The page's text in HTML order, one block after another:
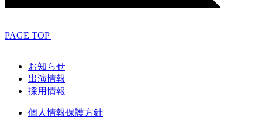
PAGE TOP
お知らせ
出演情報
採用情報
個人情報保護方針